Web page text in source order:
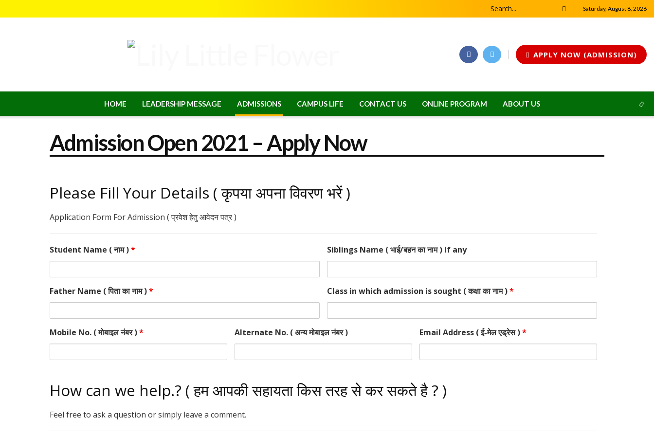
Saturday, August 8, 2026
APPLY NOW (ADMISSION)
HOME LEADERSHIP MESSAGE ADMISSIONS CAMPUS LIFE CONTACT US ONLINE PROGRAM ABOUT US
Admission Open 2021 – Apply Now
Please Fill Your Details ( कृपया अपना विवरण भरें )
Application Form For Admission ( प्रवेश हेतु आवेदन पत्र )
Student Name ( नाम )*
Father Name ( पिता का नाम )*
Siblings Name ( भाई/बहन का नाम ) If any
Class in which admission is sought ( कक्षा का नाम )*
Mobile No. ( मोबाइल नंबर )* Alternate No. ( अन्य मोबाइल नंबर ) Email Address ( ई-मेल एड्रेस )*
How can we help.? ( हम आपकी सहायता किस तरह से कर सकते है ? )
Feel free to ask a question or simply leave a comment.